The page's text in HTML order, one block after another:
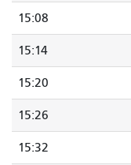
15:08
15:14
15:20
15:26
15:32